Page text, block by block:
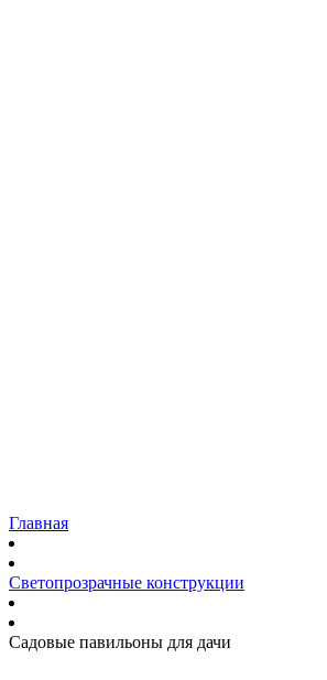
Главная
Светопрозрачные конструкции
Садовые павильоны для дачи